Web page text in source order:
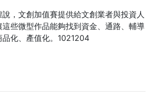
，文創加值賽提供給文創業者與投資人
些微型作品能夠找到資金、通路、輔導
化、產值化。1021204